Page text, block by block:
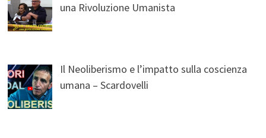
una Rivoluzione Umanista
Il Neoliberismo e l’impatto sulla coscienza
umana – Scardovelli